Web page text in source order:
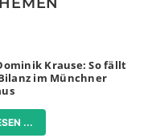
Krause: So fällt
im Münchner
...